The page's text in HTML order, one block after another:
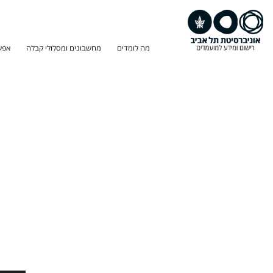
מה לומדים מחשבונים ומסלולי קבלה